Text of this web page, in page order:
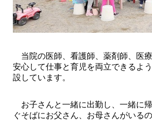
当院の医師、看護師、薬剤師、医
安心して仕事と育児を両立できるよ
設しています。
お子さんと一緒に出勤し、一緒に
ぐそばにお父さん、お母さんがいる